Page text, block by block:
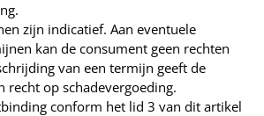
zijn indicatief. Aan eventuele
kan de consument geen rechten
van een termijn geeft de
recht op schadevergoeding.
conform het lid 3 van dit artikel